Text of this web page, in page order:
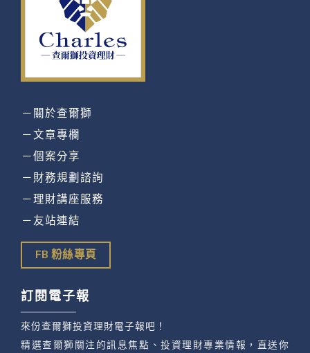
－關於查爾獅
－文章專欄
－個案分享
－財務規劃諮詢
－理財講座服務
－友站連結
FB 粉絲專頁
訂閱電子報
來份查爾獅投資理財電子報吧！
精選查爾獅關注的訊息焦點、投資理財專業情報，直送你